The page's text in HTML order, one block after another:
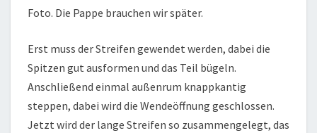
Foto. Die Pappe brauchen wir später.
Erst muss der Streifen gewendet werden, dabei die
Spitzen gut ausformen und das Teil bügeln.
Anschließend einmal außenrum knappkantig
steppen, dabei wird die Wendeöffnung geschlossen.
Jetzt wird der lange Streifen so zusammengelegt, das